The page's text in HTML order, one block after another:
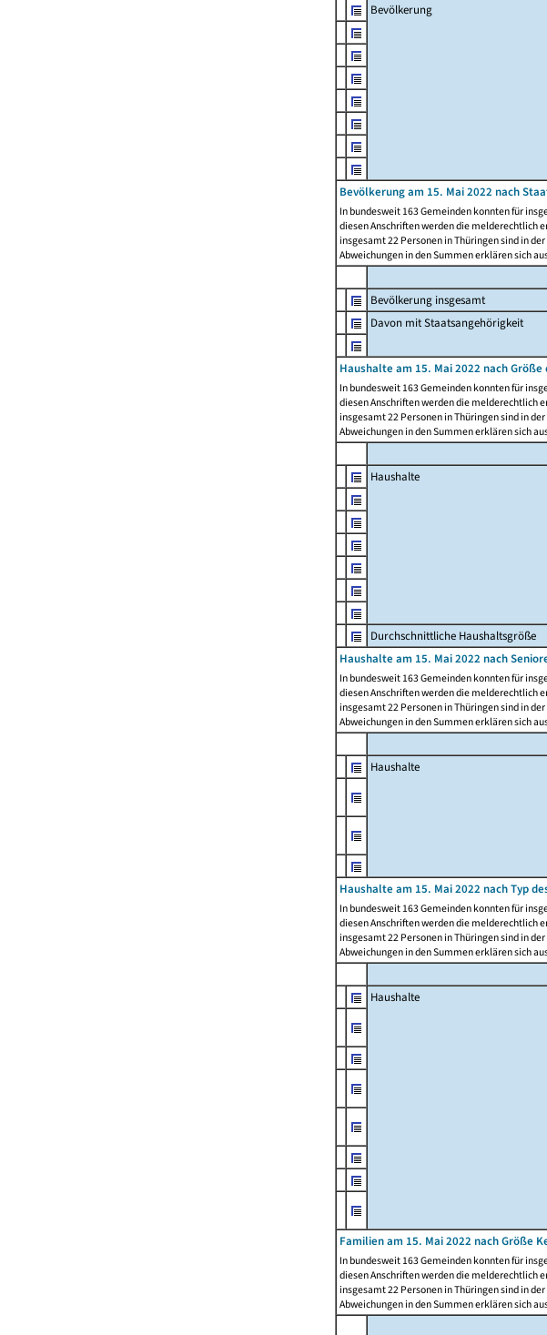
Bevölkerung
Bevölkerung am 15. Mai 2022 nach
In bundesweit 163 Gemeinden konnten für
diesen Anschriften werden die melderechtlich
insgesamt 22 Personen in Thüringen sind in
Abweichungen in den Summen erklären sich
Bevölkerung insgesamt
Davon mit Staatsangehörigkeit
Haushalte am 15. Mai 2022 nach
In bundesweit 163 Gemeinden konnten für
diesen Anschriften werden die melderechtlich
insgesamt 22 Personen in Thüringen sind in
Abweichungen in den Summen erklären sich
Haushalte
Durchschnittliche Haushaltsgröße
Haushalte am 15. Mai 2022 nach
In bundesweit 163 Gemeinden konnten für
diesen Anschriften werden die melderechtlich
insgesamt 22 Personen in Thüringen sind in
Abweichungen in den Summen erklären sich
Haushalte
Haushalte am 15. Mai 2022 nach Typ
In bundesweit 163 Gemeinden konnten für
diesen Anschriften werden die melderechtlich
insgesamt 22 Personen in Thüringen sind in
Abweichungen in den Summen erklären sich
Haushalte
Familien am 15. Mai 2022 nach Größe
In bundesweit 163 Gemeinden konnten für
diesen Anschriften werden die melderechtlich
insgesamt 22 Personen in Thüringen sind in
Abweichungen in den Summen erklären sich